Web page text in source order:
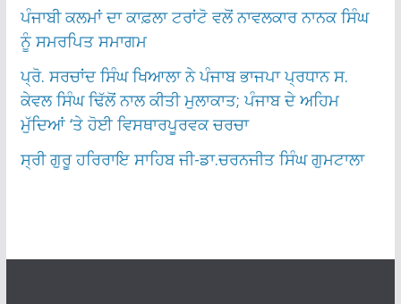
ਪੰਜਾਬੀ ਕਲਮਾਂ ਦਾ ਕਾਫ਼ਲਾ ਟਰਾਂਟੋ ਵਲੋਂ ਨਾਵਲਕਾਰ ਨਾਨਕ ਸਿੰਘ
ਨੂੰ ਸਮਰਪਿਤ ਸਮਾਗਮ
ਪ੍ਰੋ. ਸਰਚਾਂਦ ਸਿੰਘ ਖਿਆਲਾ ਨੇ ਪੰਜਾਬ ਭਾਜਪਾ ਪ੍ਰਧਾਨ ਸ.
ਕੇਵਲ ਸਿੰਘ ਢਿੱਲੋਂ ਨਾਲ ਕੀਤੀ ਮੁਲਾਕਾਤ; ਪੰਜਾਬ ਦੇ ਅਹਿਮ
ਮੁੱਦਿਆਂ ‘ਤੇ ਹੋਈ ਵਿਸਥਾਰਪੂਰਵਕ ਚਰਚਾ
ਸ੍ਰੀ ਗੁਰੂ ਹਰਿਰਾਇ ਸਾਹਿਬ ਜੀ-ਡਾ.ਚਰਨਜੀਤ ਸਿੰਘ ਗੁਮਟਾਲਾ